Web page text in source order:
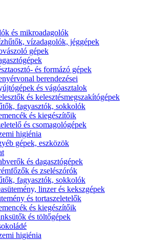
és mikroadagolók
vízadagolók, jéggépek
gépek
és formázó gépek
berendezései
és vágóasztalok
és kelesztésmegszakítógépek
fagyasztók, sokkolók
és kiegészítőik
és csomagológépek
higiénia
gépek, eszközök
és dagasztógépek
és zselészórók
fagyasztók, sokkolók
linzer és kekszgépek
és tortaszeletelők
és kiegészítőik
és töltőgépek
higiénia